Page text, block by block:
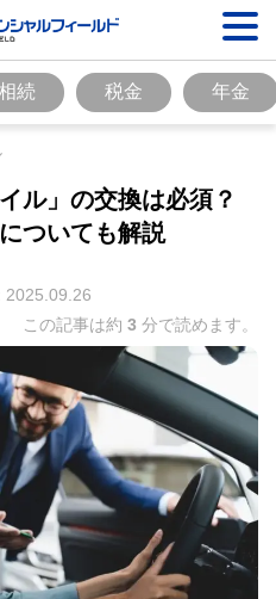
相続 税金 年金
ル」の交換は必須？
ついても解説
2025.09.26
この記事は約 3 分で読めます。